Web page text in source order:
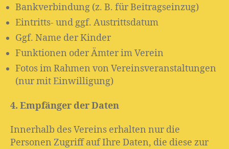
Bankverbindung (z. B. für Beitragseinzug)
Eintritts- und ggf. Austrittsdatum
Ggf. Name der Kinder
Funktionen oder Ämter im Verein
Fotos im Rahmen von Vereinsveranstaltungen
(nur mit Einwilligung)
4. Empfänger der Daten
Innerhalb des Vereins erhalten nur die
Personen Zugriff auf Ihre Daten, die diese zur